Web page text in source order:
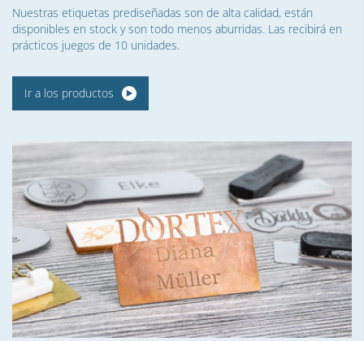
Nuestras etiquetas prediseñadas son de alta calidad, están
disponibles en stock y son todo menos aburridas. Las recibirá en
prácticos juegos de 10 unidades.
Ir a los productos